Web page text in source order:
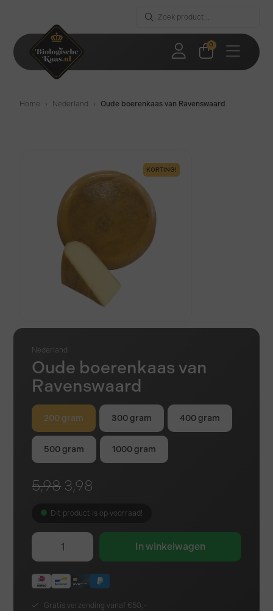
0
Home › Nederland › Oude boerenkaas van Ravenswaard
KORTING!
Nederland
Oude boerenkaas van
Ravenswaard
200 gram 300 gram 400 gram
500 gram 1000 gram
5,98 3,98
Dit product is op voorraad!
In winkelwagen
Gratis verzending vanaf €50,-